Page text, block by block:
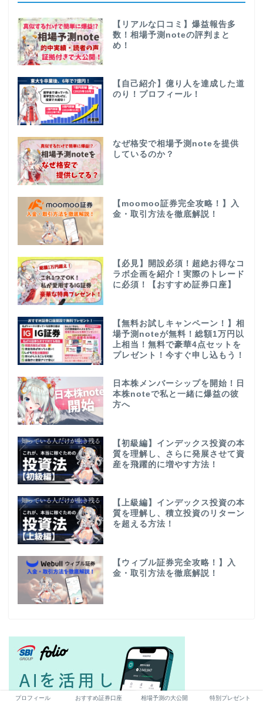
【リアルな口コミ】爆益報告多
数！相場予測noteの評判まと
め！
【自己紹介】億り人を達成した道
のり！プロフィール！
なぜ格安で相場予測noteを提供
しているのか？
【moomoo証券完全攻略！】入
金・取引方法を徹底解説！
【必見】開設必須！超絶お得なコ
ラボ企画を紹介！実際のトレード
に必須！【おすすめ証券口座】
【無料お試しキャンペーン！】相
場予測noteが無料！総額1万円以
上相当！無料で豪華4点セットを
プレゼント！今すぐ申し込もう！
日本株メンバーシップを開始！日
本株noteで私と一緒に爆益の彼
方へ
【初級編】インデックス投資の本
質を理解し、さらに発展させて資
産を飛躍的に増やす方法！
【上級編】インデックス投資の本
質を理解し、積立投資のリターン
を超える方法！
【ウィブル証券完全攻略！】入
金・取引方法を徹底解説！
プロフィール おすすめ証券口座 相場予測の大公開 特別プレゼント